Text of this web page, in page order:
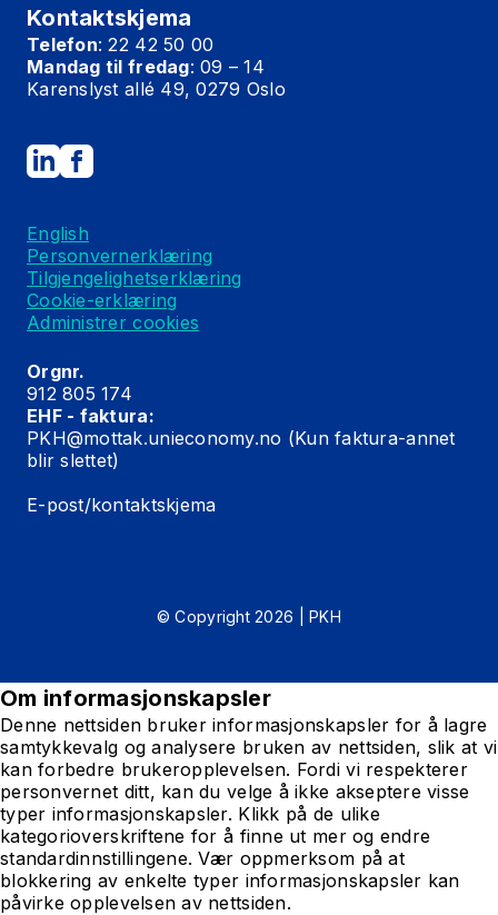
Kontaktskjema
Telefon: 22 42 50 00
Mandag til fredag: 09 – 14
Karenslyst allé 49, 0279 Oslo
English
Personvernerklæring
Tilgjengelighetserklæring
Cookie-erklæring
Administrer cookies
Orgnr.
912 805 174
EHF - faktura:
PKH@mottak.unieconomy.no (Kun faktura-annet
blir slettet)
E-post/kontaktskjema
© Copyright 2026 | PKH
Om informasjonskapsler
Denne nettsiden bruker informasjonskapsler for å lagre
samtykkevalg og analysere bruken av nettsiden, slik at vi
kan forbedre brukeropplevelsen. Fordi vi respekterer
personvernet ditt, kan du velge å ikke akseptere visse
typer informasjonskapsler. Klikk på de ulike
kategorioverskriftene for å finne ut mer og endre
standardinnstillingene. Vær oppmerksom på at
blokkering av enkelte typer informasjonskapsler kan
påvirke opplevelsen av nettsiden.